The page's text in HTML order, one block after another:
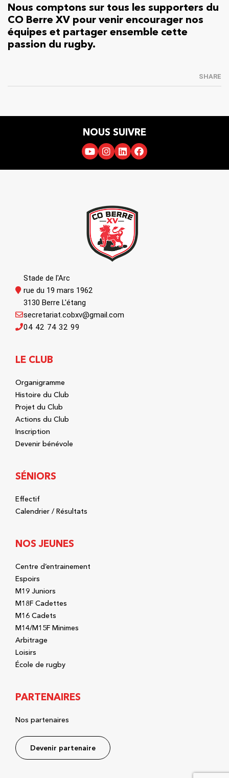
Nous comptons sur tous les supporters du
CO Berre XV pour venir encourager nos
équipes et partager ensemble cette
passion du rugby.
SHARE
NOUS SUIVRE
Stade de l'Arc
rue du 19 mars 1962
3130 Berre L'étang
04 42 74 32 99
secretariat.cobxv@gmail.com
LE CLUB
Organigramme
Histoire du Club
Projet du Club
Actions du Club
Inscription
Devenir bénévole
SÉNIORS
Effectif
Calendrier / Résultats
NOS JEUNES
Centre d’entrainement
Espoirs
M19 Juniors
M18F Cadettes
M16 Cadets
M14/M15F Minimes
Arbitrage
Loisirs
École de rugby
PARTENAIRES
Nos partenaires
Devenir partenaire